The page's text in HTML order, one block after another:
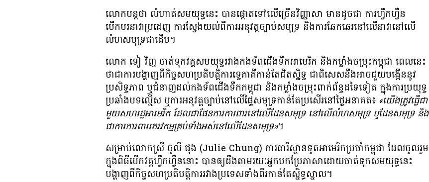
លោក​បន្ត​ថា លំហាត់​សមយុទ្ធ​នេះ បាន​ផ្តោត​ទៅ​លើ​ច្រើន​វិញ្ញាសា មាន​ដូចជា ការ​ហ្វឹកហ្វឺន​
បើកបរ​នាវា​ប្រដេញ​ ការ​ស្វែង​យល់​ពី​ការ​អនុវត្ត​ច្បាប់​សមុទ្រ និង​ការ​ឆែកឆេរ​នៅ​លើ​នាវា​នៅ​លើ​
លំហ​សមុទ្រ​ជាដើម។
លោក ទៀ វិញ ចាត់​ទុក​វគ្គ​សមយុទ្ធ​រវាង​កងទ័ព​ជើង​ទឹក​អាមេរិក និង​កម្លាំង​ចម្រុះ​កម្ពុជា ពេល​នេះ
ថា​ជា​ការ​បង្ហាញ​​​ពី​កិច្ច​សហប្រតិបត្តិការ​ទ្វេ​ភាគី​កាន់​តែ​ជិតស្និទ្ធ ជាពិសេស​នឹង​អាច​ជួយ​បង្កើន​នូវ​
ប្រសិទ្ធភាព ឬ​ជំនាញ​ដល់​កង​ទ័ព​ជើង​​ទឹក​កម្ពុជា និង​កម្លាំង​ចម្រុះ​ពាក់ព័ន្ធ​ដទៃ​ទៀត ក្នុង​ការ​ប្រយុទ្ធ​
ប្រឆាំង​បទល្មើស ឬ​ការ​អនុវត្ត​ច្បាប់​នៅ​លើ​ផ្ទៃ​សមុទ្រ​កាន់​តែ​ប្រសើរ​នៅ​ថ្ងៃ​អនាគត៖ «យើង​ត្រូវ​ធ្វើ​ជា​
មួយ​សហរដ្ឋអាមេរិក ដែល​ជា​ផែនការ​ការពារ​នៅ​លើ​ដែន​សមុទ្រ នៅ​លើ​លំហ​សមុទ្រ ឬ​ដែន​សមុទ្រ និង​
ជា​ការ​ការពារ​ភេរវកម្ម​គ្រប់​ទាំង​អស់​នៅ​លើ​ដែន​សមុទ្រ»។
​​សម្រាប់​លោកស្រី ចូលី ជុង (Julie Chung) ភារធារី​ស្ថានទូត​អាមេរិក​ប្រចាំ​កម្ពុជា ដែល​​​​ចូល​រួម​
ក្នុង​ពិធី​បើក​វគ្គ​ហ្វឹកហ្វឺន​នោះ ​បាន​ឲ្យ​ដឹង​តាម​រយៈ​អ្នក​បក​ប្រែ​ភាសា​ដោយ​ចាត់​ទុក​សម​យុទ្ធ​នេះ
បង្ហាញ​​​​ពី​កិច្ច​សហប្រតិបត្តិការ​រវាង​ប្រទេស​ទាំង​ពីរ​កាន់​តែ​ស្និទ្ធស្នាល។